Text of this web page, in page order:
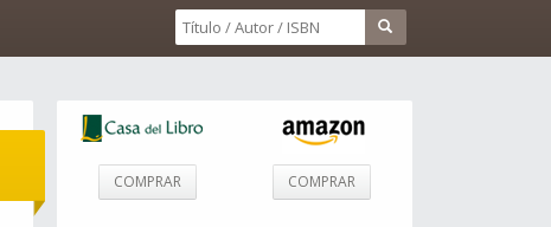
COMPRAR COMPRAR